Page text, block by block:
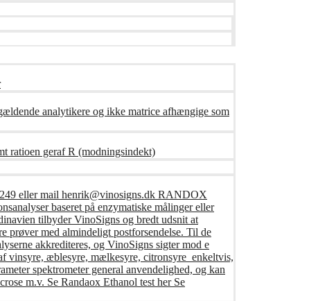
analytikere og ikke matrice afhængige som
ratioen geraf R (modningsindekt)
eller mail henrik@vinosigns.dk RANDOX
baseret på enzymatiske målinger eller
tilbyder VinoSigns og bredt udsnit at
prøver med almindeligt postforsendelse. Til de
akkrediteres, og VinoSigns sigter mod e
vinsyre, æblesyre, mælkesyre, citronsyre enkeltvis,
spektrometer general anvendelighed, og kan
m.v. Se Randaox Ethanol test her Se